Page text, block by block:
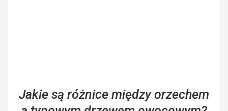
a typowym drzewem owocowym?